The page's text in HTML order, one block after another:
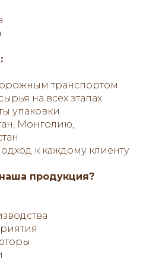
транспортом
на всех этапах
упаковки
Монголию,
к каждому клиенту
продукция?